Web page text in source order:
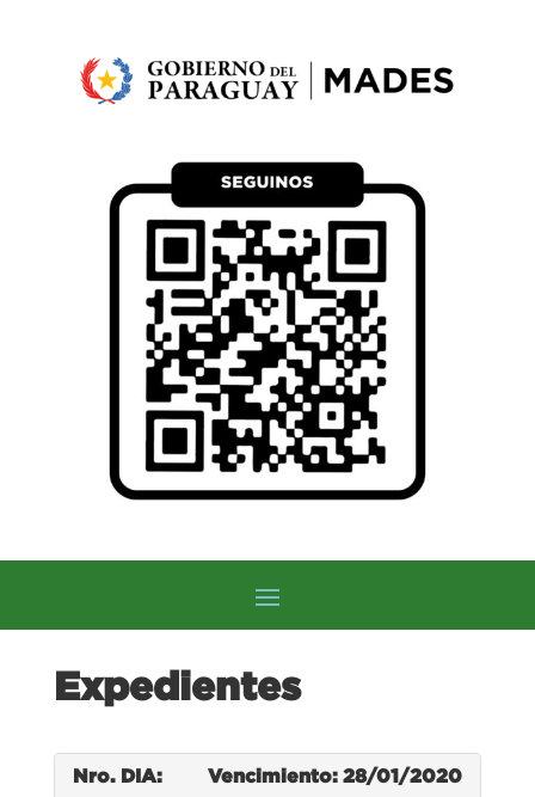
Expedientes
Nro. DIA: Vencimiento: 28/01/2020